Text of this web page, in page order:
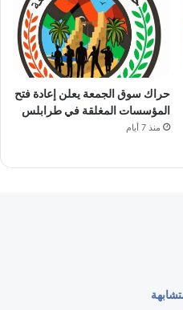
حراك سوق الجمعة يعلن إعادة فتح
المؤسسات المغلقة في طرابلس
منذ 7 أيام